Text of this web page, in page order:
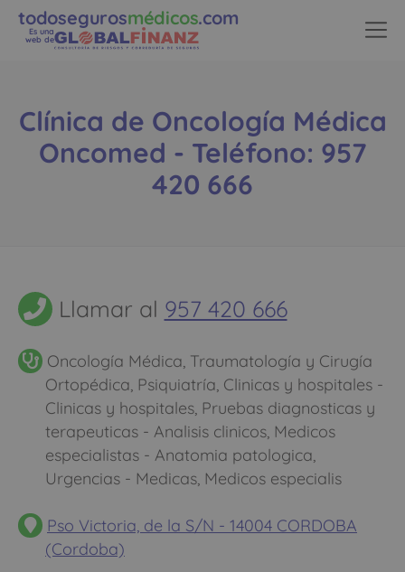
todosegurosmédicos.com
Es una
web de
Clínica de Oncología Médica
Oncomed - Teléfono: 957
420 666
Llamar al 957 420 666
Oncología Médica, Traumatología y Cirugía
Ortopédica, Psiquiatría, Clinicas y hospitales -
Clinicas y hospitales, Pruebas diagnosticas y
terapeuticas - Analisis clinicos, Medicos
especialistas - Anatomia patologica,
Urgencias - Medicas, Medicos especialis
Pso Victoria, de la S/N - 14004 CORDOBA
(Cordoba)